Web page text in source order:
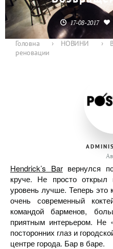
17-08-2017
Головна › НОВИНИ ›
реновации
Hendrick’s Barвернулся
круче. Не просто
уровень лучше. Теперь это
очень современный
командой барменов,
приятным интерьером. Не
посторонних глаз и
центре города. Бар в баре.